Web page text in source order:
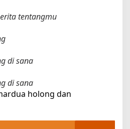
tentangmu
di sana
di sana
holong dan